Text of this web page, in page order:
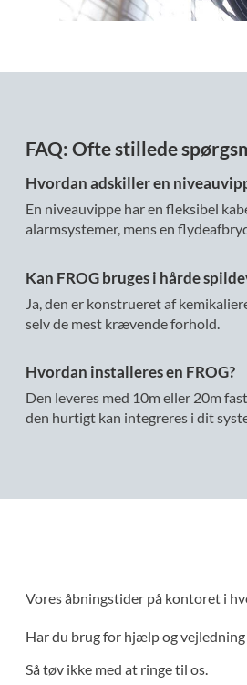
FAQ: Ofte stillede
Hvordan adskiller en
En niveauvippe har en fleksibel
alarmsystemer, mens en
Kan FROG bruges i hårde
Ja, den er konstrueret af
selv de mest krævende forhold.
Hvordan installeres en FROG?
Den leveres med 10m eller 20m
den hurtigt kan integreres i dit
Vores åbningstider på kontoret i
Har du brug for hjælp og
Så tøv ikke med at ringe til os.